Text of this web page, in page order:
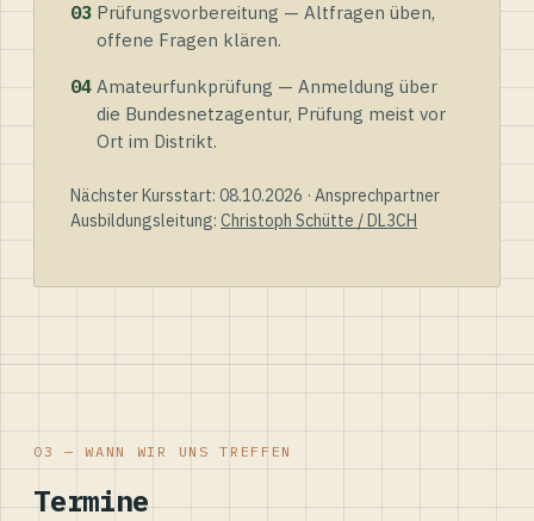
03 Prüfungsvorbereitung — Altfragen üben,
offene Fragen klären.
04 Amateurfunkprüfung — Anmeldung über
die Bundesnetzagentur, Prüfung meist vor
Ort im Distrikt.
Nächster Kursstart: 08.10.2026 · Ansprechpartner
Ausbildungsleitung: Christoph Schütte / DL3CH
03 — WANN WIR UNS TREFFEN
Termine